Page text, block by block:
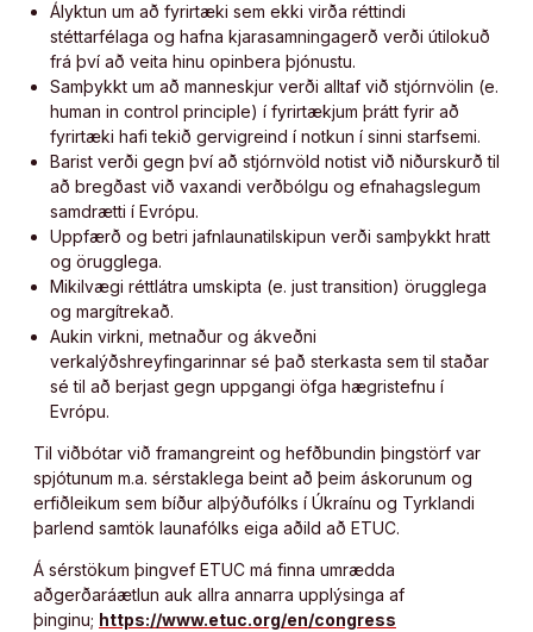
Ályktun um að fyrirtæki sem ekki virða réttindi
stéttarfélaga og hafna kjarasamningagerð verði útilokuð
frá því að veita hinu opinbera þjónustu.
Samþykkt um að manneskjur verði alltaf við stjórnvölin (e.
human in control principle) í fyrirtækjum þrátt fyrir að
fyrirtæki hafi tekið gervigreind í notkun í sinni starfsemi.
Barist verði gegn því að stjórnvöld notist við niðurskurð til
að bregðast við vaxandi verðbólgu og efnahagslegum
samdrætti í Evrópu.
Uppfærð og betri jafnlaunatilskipun verði samþykkt hratt
og örugglega.
Mikilvægi réttlátra umskipta (e. just transition) örugglega
og margítrekað.
Aukin virkni, metnaður og ákveðni
verkalýðshreyfingarinnar sé það sterkasta sem til staðar
sé til að berjast gegn uppgangi öfga hægristefnu í
Evrópu.
Til viðbótar við framangreint og hefðbundin þingstörf var
spjótunum m.a. sérstaklega beint að þeim áskorunum og
erfiðleikum sem bíður alþýðufólks í Úkraínu og Tyrklandi
þarlend samtök launafólks eiga aðild að ETUC.
Á sérstökum þingvef ETUC má finna umrædda
aðgerðaráætlun auk allra annarra upplýsinga af
þinginu; https://www.etuc.org/en/congress